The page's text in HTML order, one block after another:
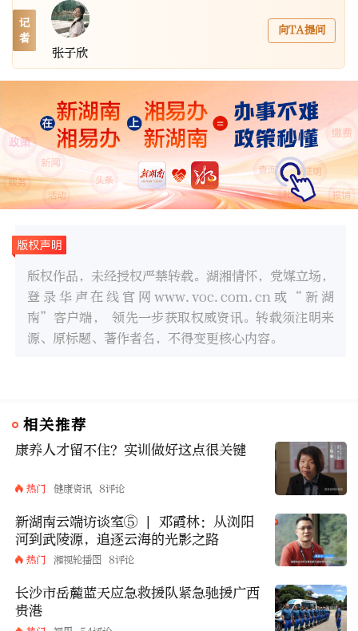
记
者
张子欣
向TA提问
版权作品，未经授权严禁转载。湖湘情怀，党媒立场，
登录华声在线官网www.voc.com.cn或“新湖
南”客户端， 领先一步获取权威资讯。转载须注明来
源、原标题、著作者名，不得变更核心内容。
相关推荐
康养人才留不住？实训做好这点很关键
热门 健康资讯 8评论
新湖南云端访谈室⑤ | 邓霞林：从浏阳
河到武陵源，追逐云海的光影之路
热门 湘视轮播图 8评论
长沙市岳麓蓝天应急救援队紧急驰援广西
贵港